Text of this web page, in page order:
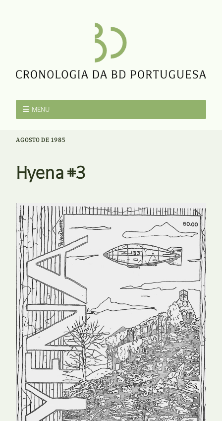
MENU
AGOSTO DE 1985
Hyena #3